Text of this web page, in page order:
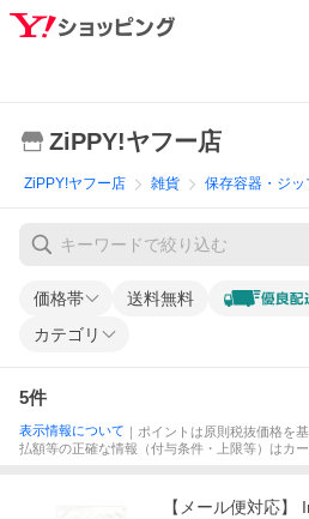
ZiPPY!ヤフー店
ZiPPY!ヤフー店 雑貨 保存容器・ジッ
価格帯 送料無料
カテゴリ
5件
表示情報について ｜ポイントは原則税抜価格を
払額等の正確な情報（付与条件・上限等）はカ
【メール便対応】